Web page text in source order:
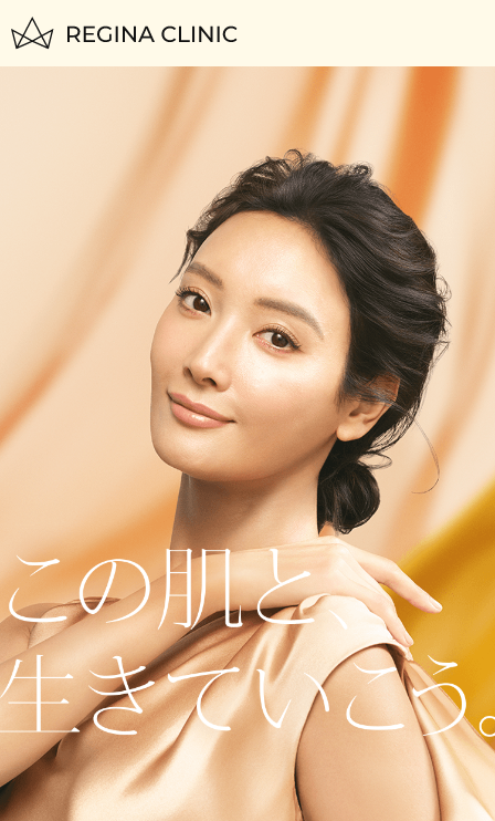
FOR BEGINNERS
脱毛料金一覧
PLAN
いびき治療
NIGHTLASE
クリニック一覧
CLINIC LIST
よくある質問
FAQ
採用情報
RECRUITMENT
メンズ脱毛はこちら
MENS